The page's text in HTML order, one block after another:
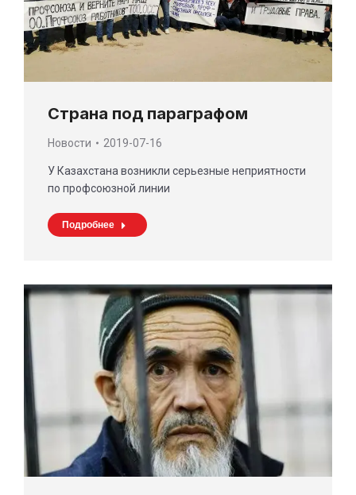
Страна под параграфом
Новости 2019-07-16
У Казахстана возникли серьезные неприятности
по профсоюзной линии
Подробнее